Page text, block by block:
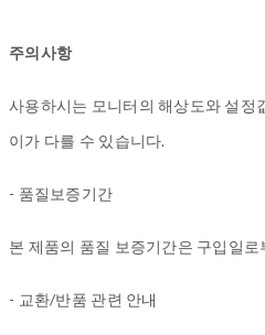
주의사항
사용하시는 모니터의 해상도와 설정
이가 다를 수 있습니다.
- 품질보증기간
본 제품의 품질 보증기간은 구입일
- 교환/반품 관련 안내